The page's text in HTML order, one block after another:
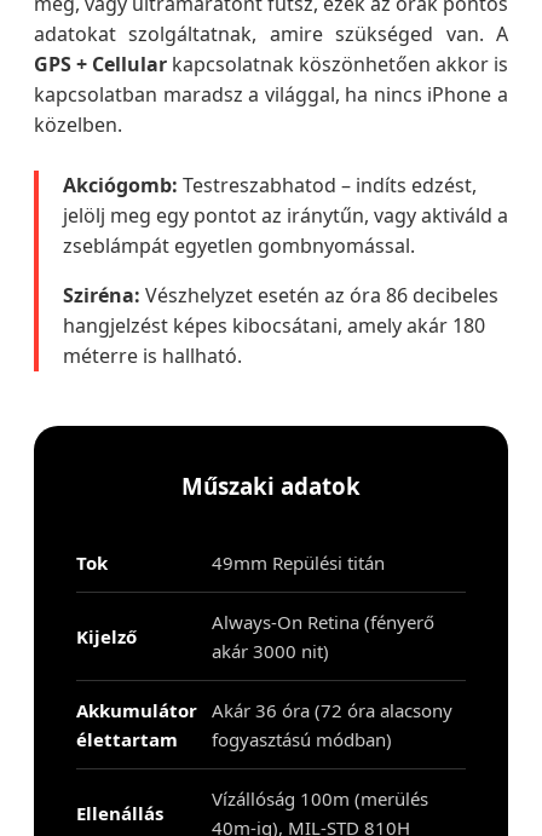
adatokat szolgáltatnak, amire szükséged van. A
GPS + Cellular kapcsolatnak köszönhetően akkor is
kapcsolatban maradsz a világgal, ha nincs iPhone a
közelben.
Akciógomb: Testreszabhatod – indíts edzést,
jelölj meg egy pontot az iránytűn, vagy aktiváld a
zseblámpát egyetlen gombnyomással.
Sziréna: Vészhelyzet esetén az óra 86 decibeles
hangjelzést képes kibocsátani, amely akár 180
méterre is hallható.
Műszaki adatok
Tok 49mm Repülési titán
Kijelző
Always-On Retina (fényerő
akár 3000 nit)
Akkumulátor
élettartam
Akár 36 óra (72 óra alacsony
fogyasztású módban)
Ellenállás
Vízállóság 100m (merülés
40m-ig), MIL-STD 810H